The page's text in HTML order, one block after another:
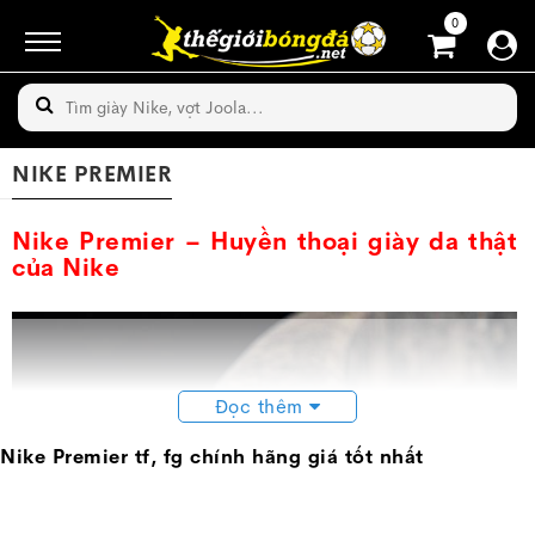
0
NIKE PREMIER
Nike Premier – Huyền thoại giày da thật
của Nike
Đọc thêm
Nike Premier tf, fg chính hãng giá tốt nhất